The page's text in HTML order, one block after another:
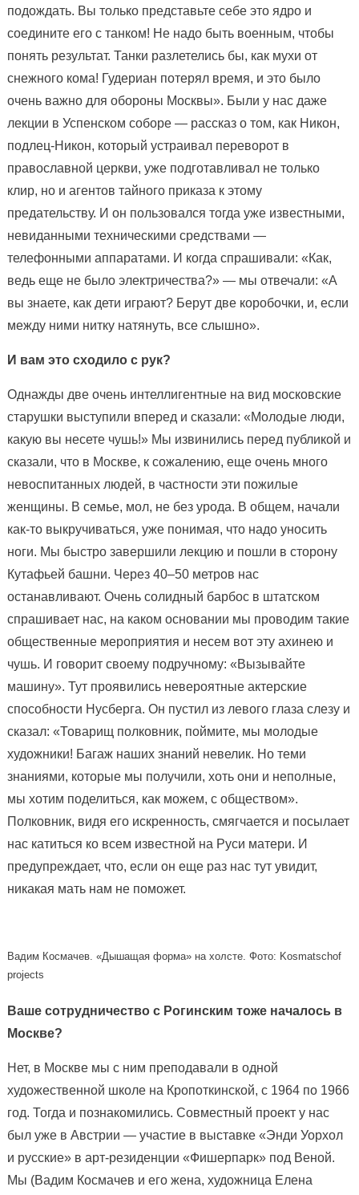
подождать. Вы только представьте себе это ядро и
соедините его с танком! Не надо быть военным, чтобы
понять результат. Танки разлетелись бы, как мухи от
снежного кома! Гудериан потерял время, и это было
очень важно для обороны Москвы». Были у нас даже
лекции в Успенском соборе — рассказ о том, как Никон,
подлец-Никон, который устраивал переворот в
православной церкви, уже подготавливал не только
клир, но и агентов тайного приказа к этому
предательству. И он пользовался тогда уже известными,
невиданными техническими средствами —
телефонными аппаратами. И когда спрашивали: «Как,
ведь еще не было электричества?» — мы отвечали: «А
вы знаете, как дети играют? Берут две коробочки, и, если
между ними нитку натянуть, все слышно».
И вам это сходило с рук?
Однажды две очень интеллигентные на вид московские
старушки выступили вперед и сказали: «Молодые люди,
какую вы несете чушь!» Мы извинились перед публикой и
сказали, что в Москве, к сожалению, еще очень много
невоспитанных людей, в частности эти пожилые
женщины. В семье, мол, не без урода. В общем, начали
как-то выкручиваться, уже понимая, что надо уносить
ноги. Мы быстро завершили лекцию и пошли в сторону
Кутафьей башни. Через 40–50 метров нас
останавливают. Очень солидный барбос в штатском
спрашивает нас, на каком основании мы проводим такие
общественные мероприятия и несем вот эту ахинею и
чушь. И говорит своему подручному: «Вызывайте
машину». Тут проявились невероятные актерские
способности Нусберга. Он пустил из левого глаза слезу и
сказал: «Товарищ полковник, поймите, мы молодые
художники! Багаж наших знаний невелик. Но теми
знаниями, которые мы получили, хоть они и неполные,
мы хотим поделиться, как можем, с обществом».
Полковник, видя его искренность, смягчается и посылает
нас катиться ко всем известной на Руси матери. И
предупреждает, что, если он еще раз нас тут увидит,
никакая мать нам не поможет.
Вадим Космачев. «Дышащая форма» на холсте. Фото: Kosmatschof
projects
Ваше сотрудничество с Рогинским тоже началось в
Москве?
Нет, в Москве мы с ним преподавали в одной
художественной школе на Кропоткинской, с 1964 по 1966
год. Тогда и познакомились. Совместный проект у нас
был уже в Австрии — участие в выставке «Энди Уорхол
и русские» в арт-резиденции «Фишерпарк» под Веной.
Мы (Вадим Космачев и его жена, художница Елена